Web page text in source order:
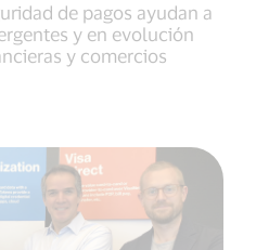
de pagos ayudan a
y en evolución
y comercios